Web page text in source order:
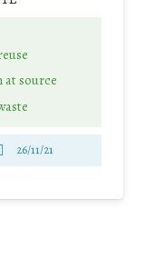
source
26/11/21